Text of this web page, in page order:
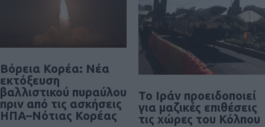
Βόρεια Κορέα: Νέα
εκτόξευση
βαλλιστικού πυραύλου
πριν από τις ασκήσεις
ΗΠΑ–Νότιας Κορέας
Το Ιράν προειδοποιεί
για μαζικές επιθέσεις
τις χώρες του Κόλπου